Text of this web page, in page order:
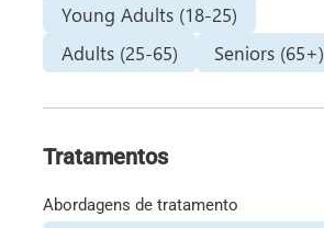
Young Adults (18-25)
Adults (25-65)
Seniors (65+)
Tratamentos
Abordagens de tratamento